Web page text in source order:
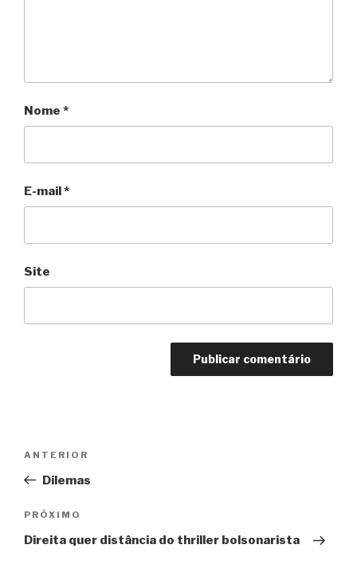
Nome *
E-mail*
Site
Post
Anterior
ANTERIOR
Dilemas
Próximo
PRÓXIMO
Direita quer distância do thriller bolsonarista